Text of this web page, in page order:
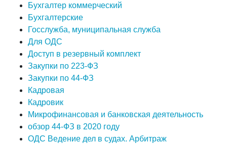
Бухгалтер коммерческий
Бухгалтерские
Госслужба, муниципальная служба
Для ОДС
Доступ в резервный комплект
Закупки по 223-ФЗ
Закупки по 44-ФЗ
Кадровая
Кадровик
Микрофинансовая и банковская деятельность
обзор 44-ФЗ в 2020 году
ОДС Ведение дел в судах. Арбитраж